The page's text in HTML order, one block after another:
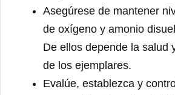
Asegúrese de mantener
de oxígeno y amonio
De ellos depende la salud
de los ejemplares.
Evalúe, establezca y